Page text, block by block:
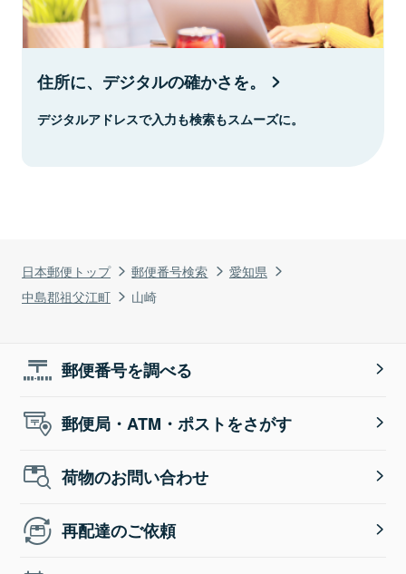
日本郵便トップ 郵便番号検索
愛知県
中島郡祖父江町
山崎
住所に、デジタルの確かさを。
デジタルアドレスで入力も検索もスムーズに。
郵便番号を調べる
郵便局・ATM・ポストをさがす
荷物のお問い合わせ
再配達のご依頼